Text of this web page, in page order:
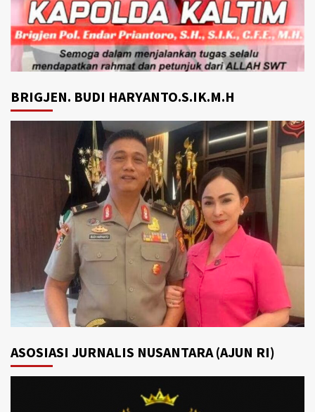
BRIGJEN. BUDI HARYANTO.S.IK.M.H
ASOSIASI JURNALIS NUSANTARA (AJUN RI)